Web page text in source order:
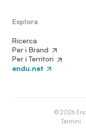
Esplora
Ricerca
Per i Brand
Per i Territori
endu.net
© 2026
Termini